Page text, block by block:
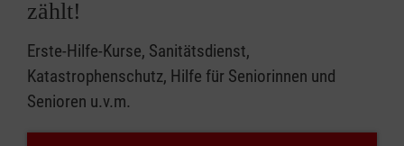
zählt!
Erste-Hilfe-Kurse, Sanitätsdienst,
Katastrophenschutz, Hilfe für Seniorinnen und
Senioren u.v.m.